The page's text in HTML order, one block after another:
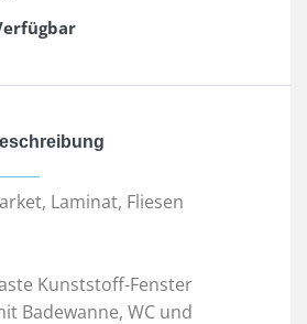
Laminat, Fliesen
Kunststoff-Fenster
Badewanne, WC und